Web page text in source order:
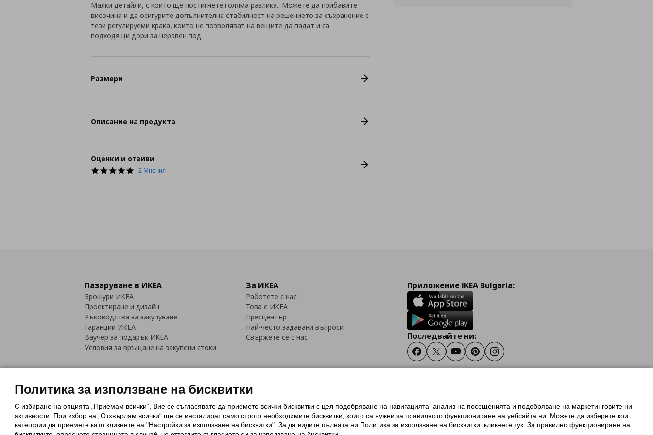
Малки детайли, с които ще постигнете голяма разлика.. Можете да прибавите
височина и да осигурите допълнителна стабилност на решението за съхранение с
тези регулируеми крака, които не позволяват на вещите да падат и са
подходящи дори за неравен под.
Размери
Описание на продукта
Оценки и отзиви
5.0
2 Мнения
Пазаруване в ИКЕА
Брошури ИКЕА
Проектиране и дизайн
Ръководства за закупуване
Гаранции ИКЕА
Ваучер за подарък ИКЕА
Условия за връщане на закупени стоки
За ИКЕА
Работете с нас
Това е ИКЕА
Пресцентър
Най-често задавани въпроси
Свържете се с нас
Приложение IKEA Bulgaria:
Последвайте ни:
FacebookTwitterYoutubePinterestInstagram
Политика за използване на бисквитки (Cookies)Избор на настройки за използване на бисквиткиУсловия за ползване на ikea.bg
Обща политика за личните данни
Политика за защита на личните данни на ikea.bg
Общи условия на програма IKEA Family
Политика за защита на лични данни на програма IKEA Family
Политика за използване на бисквитки
С избиране на опцията „Приемам всички“, Вие се съгласявате да приемете всички бисквитки с цел подобряване на навигацията, анализ на посещенията и подобряване на маркетинговите ни
активности. При избор на „Отхвърлям всички“ ще се инсталират само строго необходимитe бисквитки, които са нужни за правилното функциониране на уебсайта ни. Можете да изберете кои
категории да приемете като кликнете на "Настройки за използване на бисквитки". За да видите пълната ни Политика за използване на бисквитки, кликнете тук. За правилно функциониране на